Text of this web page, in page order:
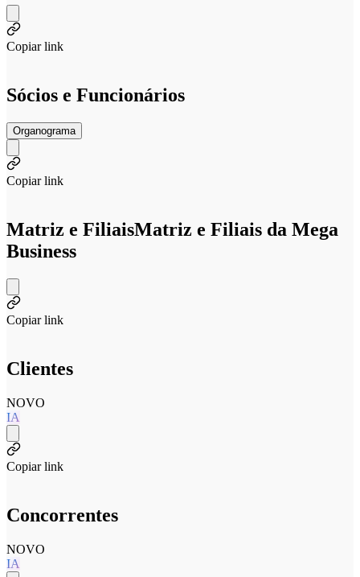
Copiar link
Sócios e Funcionários
Organograma
Copiar link
Matriz e FiliaisMatriz e Filiais da Mega
Business
Copiar link
Clientes
NOVO
IA
Copiar link
Concorrentes
NOVO
IA